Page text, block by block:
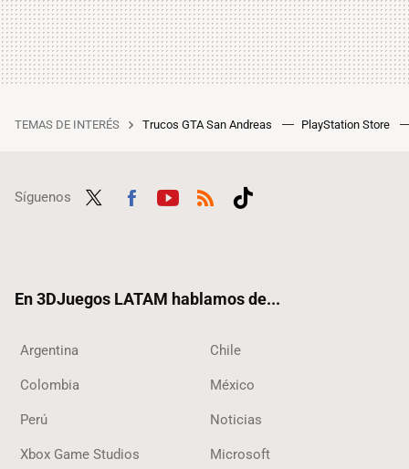
TEMAS DE INTERÉS Trucos GTA San Andreas PlayStation Store
Síguenos
En 3DJuegos LATAM hablamos de...
Argentina Chile
Colombia México
Perú Noticias
Xbox Game Studios Microsoft